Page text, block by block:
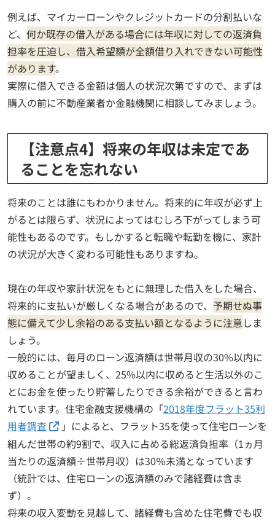
例えば、マイカーローンやクレジットカードの分割払いな
ど、 何か既存の借入がある場合には年収に対しての返済負
担率を圧迫し、借入希望額が全額借り入れできない可能性
があります。
実際に借入できる金額は個人の状況次第ですので、まずは
購入の前に不動産業者か金融機関に相談してみましょう。
【注意点4】将来の年収は未定であ
ることを忘れない
将来のことは誰にもわかりません。将来的に年収が必ず上
がるとは限らず、状況によってはむしろ下がってしまう可
能性もあるのです。もしかすると転職や転勤を機に、家計
の状況が大きく変わる可能性もありますね。
現在の年収や家計状況をもとに無理した借入をした場合、
将来的に支払いが厳しくなる場合があるので、 予期せぬ事
態に備えて少し余裕のある支払い額となるように注意しま
しょう。
一般的には、毎月のローン返済額は世帯月収の30%以内に
収めることが望ましく、25%以内に収めると生活以外のこ
とにお金を使ったり貯蓄したりできる余裕ができると言わ
れています。住宅金融支援機構の「2018年度フラット35利
用者調査
」によると、フラット35を使って住宅ローンを
組んだ世帯の約9割で、収入に占める総返済負担率（1ヵ月
当たりの返済額÷世帯月収）は30％未満となっています
（統計では、住宅ローンの返済額のみで諸経費は含ま
ず）。
将来の収入変動を見越して、諸経費も含めた住宅費でも収